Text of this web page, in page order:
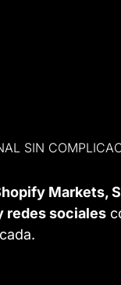
SIN
Markets,
redes sociales